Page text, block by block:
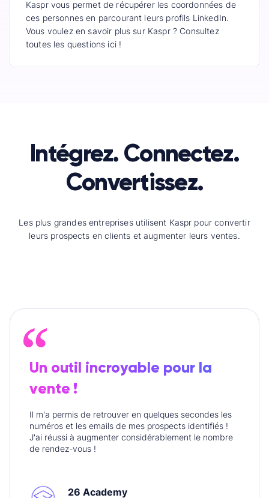
Kaspr vous permet de récupérer les coordonnées de
ces personnes en parcourant leurs profils LinkedIn.
Vous voulez en savoir plus sur Kaspr ? Consultez
toutes les questions ici !
Intégrez. Connectez.
Convertissez.
Les plus grandes entreprises utilisent Kaspr pour convertir
leurs prospects en clients et augmenter leurs ventes.
Un outil incroyable pour la
vente !
Il m'a permis de retrouver en quelques secondes les
numéros et les emails de mes prospects identifiés !
J'ai réussi à augmenter considérablement le nombre
de rendez-vous !
26 Academy